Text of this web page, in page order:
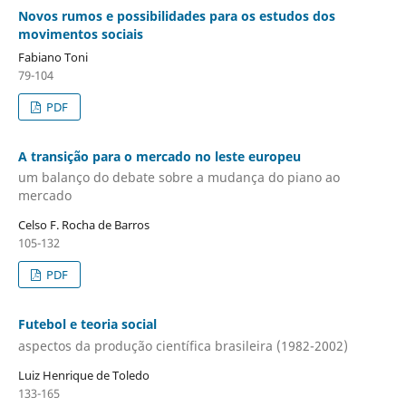
Novos rumos e possibilidades para os estudos dos
movimentos sociais
Fabiano Toni
79-104
PDF
A transição para o mercado no leste europeu
um balanço do debate sobre a mudança do piano ao
mercado
Celso F. Rocha de Barros
105-132
PDF
Futebol e teoria social
aspectos da produção científica brasileira (1982-2002)
Luiz Henrique de Toledo
133-165